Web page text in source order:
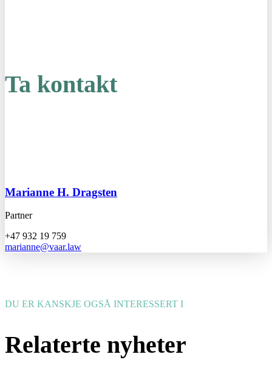
Ta kontakt
Marianne H. Dragsten
Partner
+47 932 19 759
marianne@vaar.law
DU ER KANSKJE OGSÅ INTERESSERT I
Relaterte nyheter